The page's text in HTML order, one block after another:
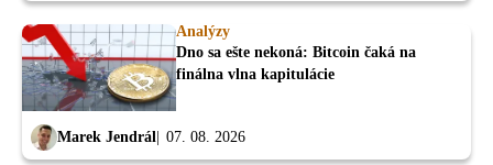
Analýzy
Dno sa ešte nekoná: Bitcoin čaká na
finálna vlna kapitulácie
Marek Jendrál 07. 08. 2026